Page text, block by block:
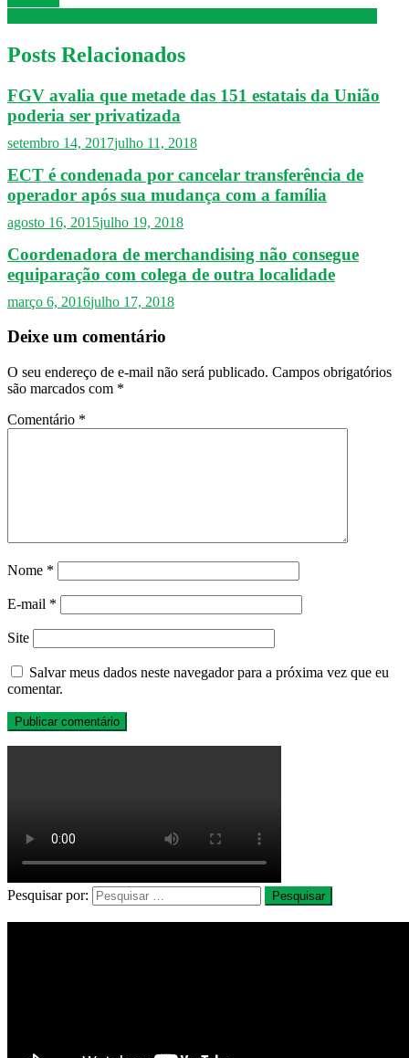
Posts Relacionados
FGV avalia que metade das 151 estatais da União
poderia ser privatizada
setembro 14, 2017julho 11, 2018
ECT é condenada por cancelar transferência de
operador após sua mudança com a família
agosto 16, 2015julho 19, 2018
Coordenadora de merchandising não consegue
equiparação com colega de outra localidade
março 6, 2016julho 17, 2018
Deixe um comentário
O seu endereço de e-mail não será publicado. Campos obrigatórios
são marcados com *
Comentário *
Nome *
E-mail *
Site
Salvar meus dados neste navegador para a próxima vez que eu
comentar.
Pesquisar por: